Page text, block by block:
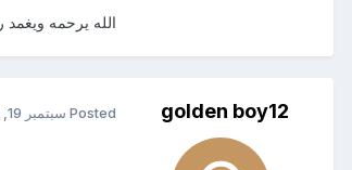
الله يرحمه ويغمد
golden boy12
Posted سبتمبر 19, 2008